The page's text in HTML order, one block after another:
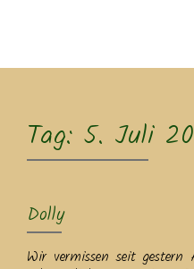
Tag: 5. Juli
Dolly
Wir vermissen seit